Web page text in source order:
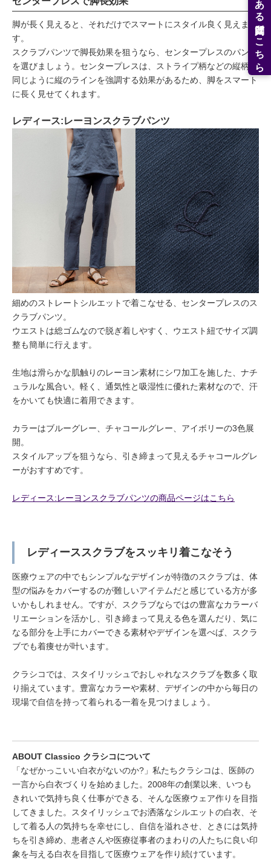
脚が長く見えると、それだけでスマートにスタイル良く見えま
す。
スクラブパンツで脚長効果を狙うなら、センタープレスのパンツ
を選びましょう。センタープレスは、ストライプ柄などの縦柄と
同じように縦のラインを強調する効果があるため、脚をスマート
に長く見せてくれます。
レディース:レーヨンスクラブパンツ
細めのストレートシルエットで着こなせる、センタープレスのス
クラブパンツ。
ウエストは総ゴムなので脱ぎ着しやすく、ウエスト紐でサイズ調
整も簡単に行えます。
生地は滑らかな肌触りのレーヨン素材にシワ加工を施した、ナチ
ュラルな風合い。軽く、通気性と吸湿性に優れた素材なので、汗
をかいても快適に着用できます。
カラーはブルーグレー、チャコールグレー、アイボリーの3色展
開。
スタイルアップを狙うなら、引き締まって見えるチャコールグレ
ーがおすすめです。
レディース:レーヨンスクラブパンツの商品ページはこちら
レディーススクラブをスッキリ着こなそう
医療ウェアの中でもシンプルなデザインが特徴のスクラブは、体
型の悩みをカバーするのが難しいアイテムだと感じている方が多
いかもしれません。ですが、スクラブならではの豊富なカラーバ
リエーションを活かし、引き締まって見える色を選んだり、気に
なる部分を上手にカバーできる素材やデザインを選べば、スクラ
ブでも着痩せが叶います。
クラシコでは、スタイリッシュでおしゃれなスクラブを数多く取
り揃えています。豊富なカラーや素材、デザインの中から毎日の
現場で自信を持って着られる一着を見つけましょう。
ABOUT Classico クラシコについて
「なぜかっこいい白衣がないのか?」私たちクラシコは、医師の
一言から白衣づくりを始めました。2008年の創業以来、いつも
きれいで気持ち良く仕事ができる、そんな医療ウェア作りを目指
してきました。スタイリッシュでお洒落なシルエットの白衣、そ
して着る人の気持ちを幸せにし、自信を溢れさせ、ときには気持
ちを引き締め、患者さんや医療従事者のまわりの人たちに良い印
象を与える白衣を目指して医療ウェアを作り続けています。